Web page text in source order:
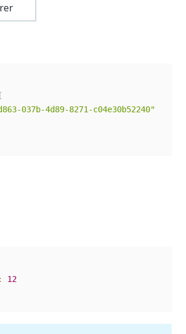
[
037b-4d89-8271-c04e30b52240"
:
12